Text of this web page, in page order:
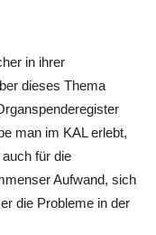
in ihrer
dieses Thema
man im KAL erlebt,
für die
Aufwand, sich
die Probleme in der